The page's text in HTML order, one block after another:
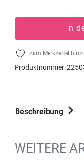
In
Zum Merkzettel
Produktnummer:
Beschreibung
WEITERE